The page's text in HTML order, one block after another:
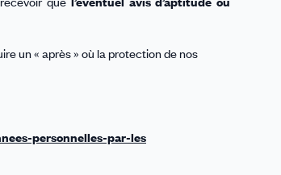
un « après » où la protection de nos
personnelles-par-les